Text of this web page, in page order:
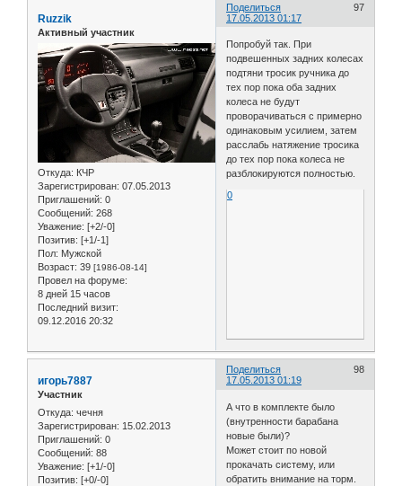
Поделиться
97
17.05.2013 01:17
Ruzzik
Активный участник
Откуда: КЧР
Зарегистрирован: 07.05.2013
Приглашений: 0
Сообщений: 268
Уважение: [+2/-0]
Позитив: [+1/-1]
Пол: Мужской
Возраст: 39 [1986-08-14]
Провел на форуме:
8 дней 15 часов
Последний визит:
09.12.2016 20:32
Попробуй так. При
подвешенных задних колесах
подтяни тросик ручника до
тех пор пока оба задних
колеса не будут
проворачиваться с примерно
одинаковым усилием, затем
расслабь натяжение тросика
до тех пор пока колеса не
разблокируются полностью.
0
Поделиться
98
17.05.2013 01:19
игорь7887
Участник
Откуда: чечня
Зарегистрирован: 15.02.2013
Приглашений: 0
Сообщений: 88
Уважение: [+1/-0]
Позитив: [+0/-0]
А что в комплекте было
(внутренности барабана
новые были)?
Может стоит по новой
прокачать систему, или
обратить внимание на торм.